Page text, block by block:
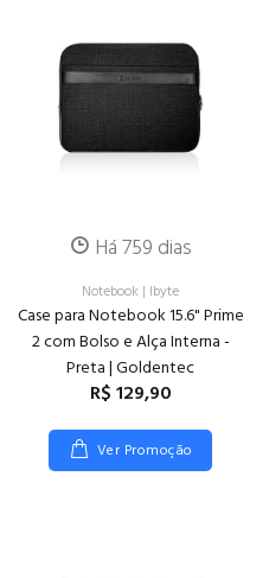
Há 759 dias
Notebook | Ibyte
Case para Notebook 15.6" Prime
2 com Bolso e Alça Interna -
Preta | Goldentec
R$ 129,90
Ver Promoção